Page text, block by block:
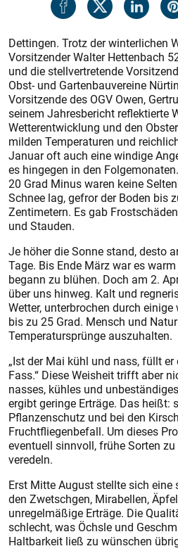
Dettingen. Trotz der winterlichen
Vorsitzender Walter Hettenbach
und die stellvertretende
Obst- und Gartenbauvereine
Vorsitzende des OGV Owen,
seinem Jahresbericht reflektierte
Wetterentwicklung und den
milden Temperaturen und
Januar oft auch eine windige
es hingegen in den
20 Grad Minus waren keine
Schnee lag, gefror der Boden bis
Zentimetern. Es gab
und Stauden.
Je höher die Sonne stand, desto
Tage. Bis Ende März war es
begann zu blühen. Doch am 2.
über uns hinweg. Kalt und
Wetter, unterbrochen durch
bis zu 25 Grad. Mensch und
Temperatursprünge auszuhalten.
„Ist der Mai kühl und nass, füllt
Fass.“ Diese Weisheit trifft aber
nasses, kühles und
ergibt geringe Erträge. Das heißt:
Pflanzenschutz und bei den
Fruchtfliegenbefall. Um dieses
eventuell sinnvoll, frühe Sorten
veredeln.
Erst Mitte August stellte sich eine
den Zwetschgen, Mirabellen,
unregelmäßige Erträge. Die
schlecht, was Öchsle und
Haltbarkeit ließ zu wünschen